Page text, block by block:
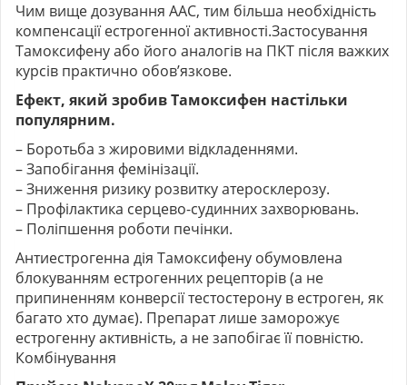
Чим вище дозування ААС, тим більша необхідність
компенсації естрогенної активності.Застосування
Тамоксифену або його аналогів на ПКТ після важких
курсів практично обов’язкове.
Ефект, який зробив Тамоксифен настільки
популярним.
– Боротьба з жировими відкладеннями.
– Запобігання фемінізації.
– Зниження ризику розвитку атеросклерозу.
– Профілактика серцево-судинних захворювань.
– Поліпшення роботи печінки.
Антиестрогенна дія Тамоксифену обумовлена ​​
блокуванням естрогенних рецепторів (а не
припиненням конверсії тестостерону в естроген, як
багато хто думає). Препарат лише заморожує
естрогенну активність, а не запобігає її повністю.
Комбінування